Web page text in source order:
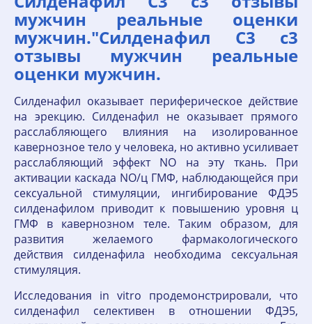
мужчин реальные оценки
мужчин."Силденафил С3 с3
отзывы мужчин реальные
оценки мужчин.
Силденафил оказывает периферическое действие
на эрекцию. Силденафил не оказывает прямого
расслабляющего влияния на изолированное
кавернозное тело у человека, но активно усиливает
расслабляющий эффект NO на эту ткань. При
активации каскада NO/ц ГМФ, наблюдающейся при
сексуальной стимуляции, ингибирование ФДЭ5
силденафилом приводит к повышению уровня ц
ГМФ в кавернозном теле. Таким образом, для
развития желаемого фармакологического
действия силденафила необходима сексуальная
стимуляция.
Исследования in vitro продемонстрировали, что
силденафил селективен в отношении ФДЭ5,